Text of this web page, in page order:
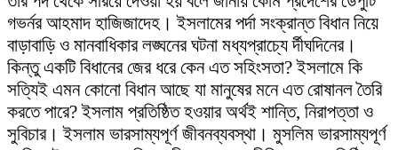
গভর্নর আহমাদ হাজিজাদেহ। ইসলামের পর্দা সংক্রান্ত বিধান নিয়ে
বাড়াবাড়ি ও মানবাধিকার লঙ্ঘনের ঘটনা মধ্যপ্রাচ্যে র্দীঘদিনের।
কিন্তু একটি বিধানের জের ধরে কেন এত সহিংসতা? ইসলামে কি
সত্যিই এমন কোনো বিধান আছে যা মানুষের মনে এত রোষানল তৈরি
করতে পারে? ইসলাম প্রতিষ্ঠিত হওয়ার অর্থই শান্তি, নিরাপত্তা ও
সুবিচার। ইসলাম ভারসাম্যপূর্ণ জীবনব্যবস্থা। মুসলিম ভারসাম্যপূর্ণ